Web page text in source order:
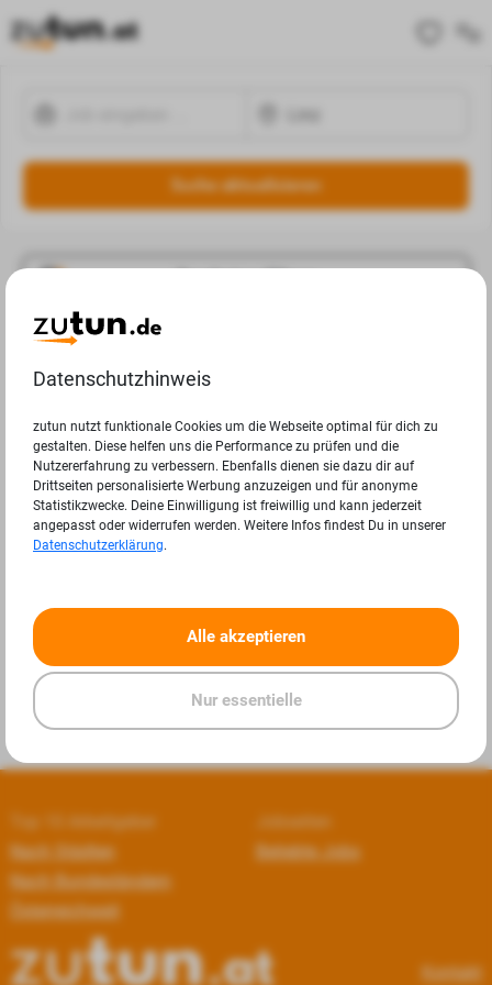
Suche aktualisieren
Jobangebote
Deine Suchanfrage in Linz ergab leider keine Ergebnisse.
« »
Top 10 Arbeitgeber
Nach Städten
Nach Bundesländern
Österreichweit
Jobseiten
Beliebte Jobs
Kontakt
Datenschutzhinweis
zutun nutzt funktionale Cookies um die Webseite optimal für dich zu
gestalten. Diese helfen uns die Performance zu prüfen und die
Nutzererfahrung zu verbessern. Ebenfalls dienen sie dazu dir auf
Drittseiten personalisierte Werbung anzuzeigen und für anonyme
Statistikzwecke. Deine Einwilligung ist freiwillig und kann jederzeit
angepasst oder widerrufen werden. Weitere Infos findest Du in unserer
Datenschutzerklärung.
Alle akzeptieren
Nur essentielle